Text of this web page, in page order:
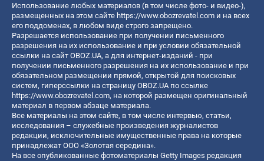
Использование любых материалов (в том числе фото- и видео-),
размещенных на этом сайте https://www.obozrevatel.com и на всех
его поддоменах, в любом виде строго запрещено.
Разрешается использование при получении письменного
разрешения на их использование и при условии обязательной
ссылки на сайт OBOZ.UA, а для интернет-изданий - при
получении письменного разрешения на их использование и при
обязательном размещении прямой, открытой для поисковых
систем, гиперссылки на страницу OBOZ.UA по ссылке
https://www.obozrevatel.com, на которой размещен оригинальный
материал в первом абзаце материала.
Все материалы на этом сайте, в том числе интервью, статьи,
исследования – служебные произведения журналистов
редакции, исключительные имущественные права на которые
принадлежат ООО «Золотая середина».
На все опубликованные фотоматериалы Getty Images редакция